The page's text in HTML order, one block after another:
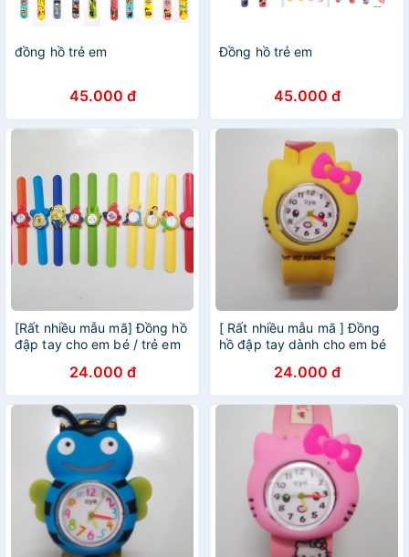
đồng hồ trẻ em
45.000 đ
Đồng hồ trẻ em
45.000 đ
[Rất nhiều mẫu mã] Đồng hồ
đập tay cho em bé / trẻ em
24.000 đ
[ Rất nhiều mẫu mã ] Đồng
hồ đập tay dành cho em bé
24.000 đ